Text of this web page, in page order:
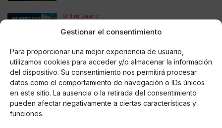
Gestionar el consentimiento
Para proporcionar una mejor experiencia de usuario,
utilizamos cookies para acceder y/o almacenar la información
del dispositivo. Su consentimiento nos permitirá procesar
datos como el comportamiento de navegación o IDs únicos
en este sitio. La ausencia o la retirada del consentimiento
pueden afectar negativamente a ciertas características y
funciones.
Online Casino
Criptomonedas en Argentina 2025
Online Casino
Mejores casinos online con
criptomonedas y Bitcoin en México 2025
Entretenimiento